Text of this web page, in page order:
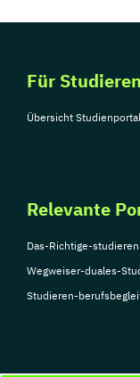
Für
Übersicht
Relevante
Das-Richtige-
Wegweiser-duales-
Studieren-